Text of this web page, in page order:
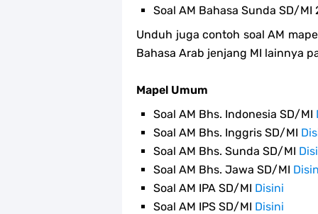
Soal AM Bahasa Sunda SD/MI
Unduh juga contoh soal AM
Bahasa Arab jenjang MI lainnya
Mapel Umum
Soal AM Bhs. Indonesia SD/MI
Soal AM Bhs. Inggris SD/MI
Soal AM Bhs. Sunda SD/MI
Soal AM Bhs. Jawa SD/MI
Soal AM IPA SD/MI Disini
Soal AM IPS SD/MI Disini